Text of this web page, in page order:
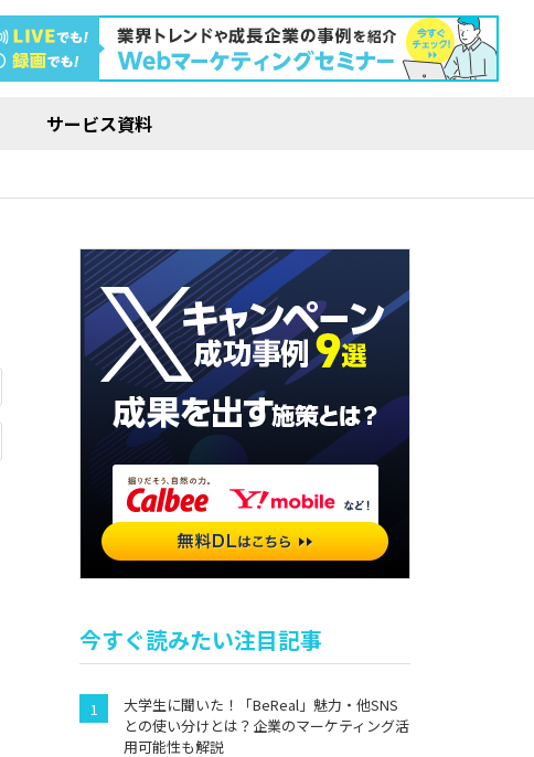
サービス資料
今すぐ読みたい注目記事
大学生に聞いた！「BeReal」魅力・他SNS
との使い分けとは？企業のマーケティング活
用可能性も解説